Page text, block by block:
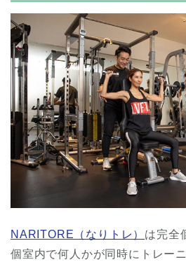
NARITORE（なりトレ） は完全
個室内で何人かが同時にトレー